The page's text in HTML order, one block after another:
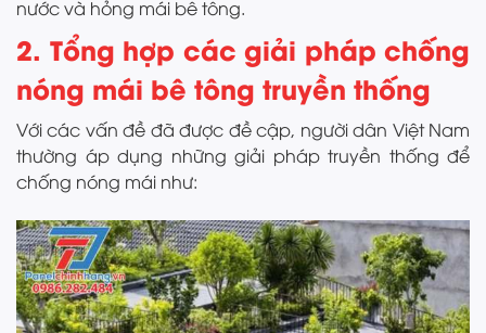
nước và hỏng mái bê tông.
2. Tổng hợp các giải pháp chống
nóng mái bê tông truyền thống
Với các vấn đề đã được đề cập, người dân Việt Nam
thường áp dụng những giải pháp truyền thống để
chống nóng mái như: